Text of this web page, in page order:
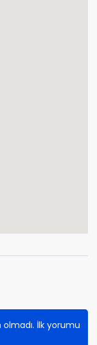
İlk yorumu